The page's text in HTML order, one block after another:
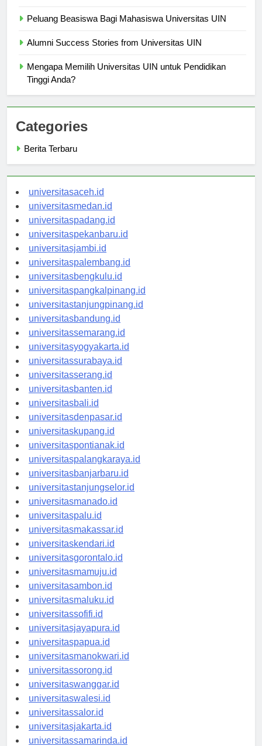
Peluang Beasiswa Bagi Mahasiswa Universitas UIN
Alumni Success Stories from Universitas UIN
Mengapa Memilih Universitas UIN untuk Pendidikan
Tinggi Anda?
Categories
Berita Terbaru
universitasaceh.id
universitasmedan.id
universitaspadang.id
universitaspekanbaru.id
universitasjambi.id
universitaspalembang.id
universitasbengkulu.id
universitaspangkalpinang.id
universitastanjungpinang.id
universitasbandung.id
universitassemarang.id
universitasyogyakarta.id
universitassurabaya.id
universitasserang.id
universitasbanten.id
universitasbali.id
universitasdenpasar.id
universitaskupang.id
universitaspontianak.id
universitaspalangkaraya.id
universitasbanjarbaru.id
universitastanjungselor.id
universitasmanado.id
universitaspalu.id
universitasmakassar.id
universitaskendari.id
universitasgorontalo.id
universitasmamuju.id
universitasambon.id
universitasmaluku.id
universitassofifi.id
universitasjayapura.id
universitaspapua.id
universitasmanokwari.id
universitassorong.id
universitaswanggar.id
universitaswalesi.id
universitassalor.id
universitasjakarta.id
universitassamarinda.id